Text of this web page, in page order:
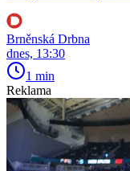
Brněnská Drbna
dnes, 13:30
1 min
Reklama